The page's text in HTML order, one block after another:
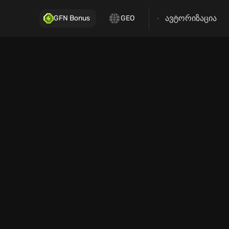
GFN Bonus GEO ავტორიზაცია